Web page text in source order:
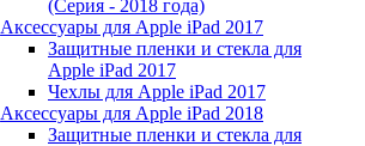
(Серия - 2018 года)
Аксессуары для Apple iPad 2017
Защитные пленки и стекла для
Apple iPad 2017
Чехлы для Apple iPad 2017
Аксессуары для Apple iPad 2018
Защитные пленки и стекла для